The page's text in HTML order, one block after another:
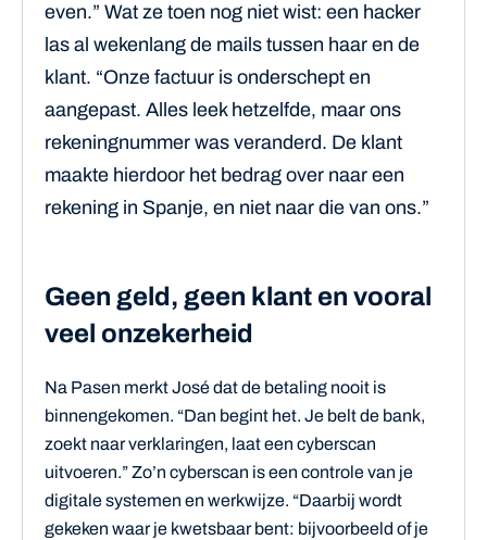
even.” Wat ze toen nog niet wist: een hacker
las al wekenlang de mails tussen haar en de
klant. “Onze factuur is onderschept en
aangepast. Alles leek hetzelfde, maar ons
rekeningnummer was veranderd. De klant
maakte hierdoor het bedrag over naar een
rekening in Spanje, en niet naar die van ons.”
Geen geld, geen klant en vooral
veel onzekerheid
Na Pasen merkt José dat de betaling nooit is
binnengekomen. “Dan begint het. Je belt de bank,
zoekt naar verklaringen, laat een cyberscan
uitvoeren.” Zo’n cyberscan is een controle van je
digitale systemen en werkwijze. “Daarbij wordt
gekeken waar je kwetsbaar bent: bijvoorbeeld of je